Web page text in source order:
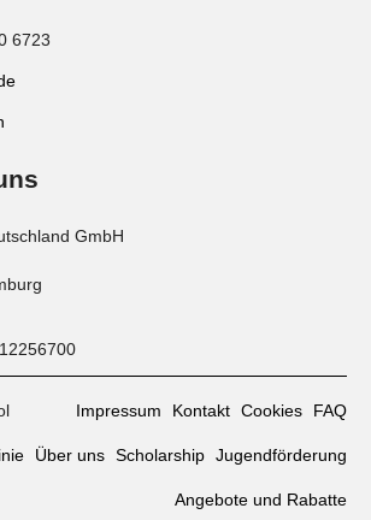
6723
GmbH
Impressum Kontakt Cookies FAQ
Über uns Scholarship Jugendförderung
Angebote und Rabatte